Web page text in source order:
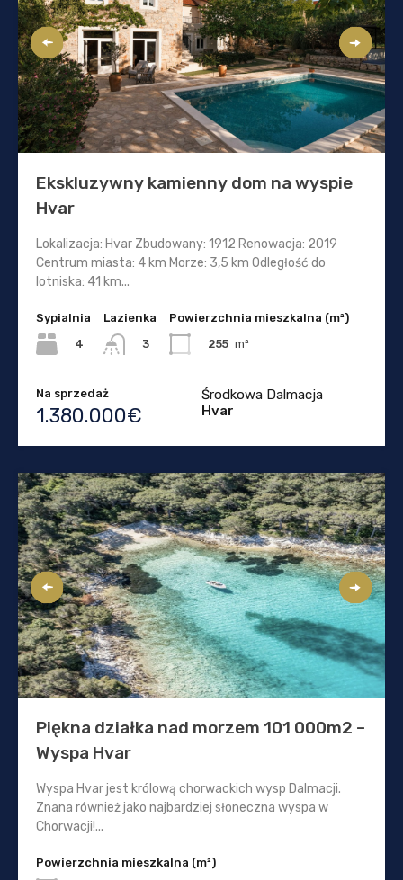
Ekskluzywny kamienny dom na wyspie
Hvar
Lokalizacja: Hvar Zbudowany: 1912 Renowacja: 2019
Centrum miasta: 4 km Morze: 3,5 km Odległość do
lotniska: 41 km...
Sypialnia
4
Lazienka
3
Powierzchnia mieszkalna (m²)
255 m²
Na sprzedaż
1.380.000€
Środkowa Dalmacja
Hvar
Piękna działka nad morzem 101 000m2 –
Wyspa Hvar
Wyspa Hvar jest królową chorwackich wysp Dalmacji.
Znana również jako najbardziej słoneczna wyspa w
Chorwacji!...
Powierzchnia mieszkalna (m²)